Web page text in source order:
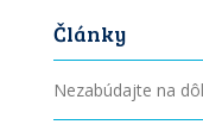
Články
Nezabúdajte na